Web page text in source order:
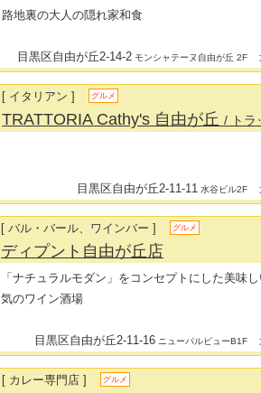
路地裏の大人の隠れ家和食
目黒区自由が丘2-14-2 モンシャテーヌ自由が丘 2F
[ イタリアン ] グルメ
TRATTORIA Cathy's 自由が丘/ トラ
目黒区自由が丘2-11-11 水谷ビル2F
[ バル・バール、ワインバー ] グルメ
ディプント自由が丘店
「ナチュラルモダン」をコンセプトにした美味
気のワイン酒場
目黒区自由が丘2-11-16 ニューパルビューB1F
[ カレー専門店 ] グルメ